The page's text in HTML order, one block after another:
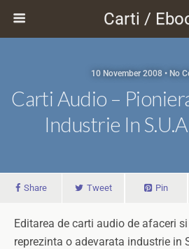
Carti /
10 November 2008 • No
Carti Audio –
Industrie In
Share Tweet Pin
Editarea de carti audio de afaceri
reprezinta o adevarata industrie in